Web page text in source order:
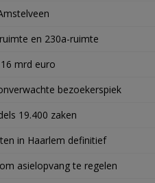
en 230a-ruimte
mrd euro
bezoekerspiek
19.400 zaken
in Haarlem definitief
asielopvang te regelen